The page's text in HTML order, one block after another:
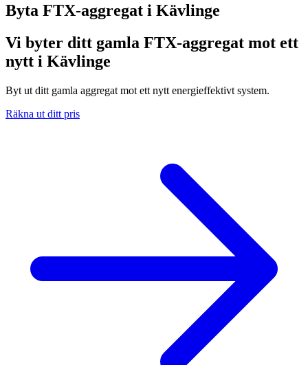
Byta FTX-aggregat i Kävlinge
Vi byter ditt gamla FTX-aggregat mot ett
nytt i Kävlinge
Byt ut ditt gamla aggregat mot ett nytt energieffektivt system.
Räkna ut ditt pris